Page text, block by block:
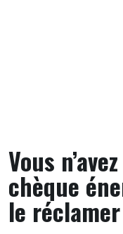
Vous
chèque
le